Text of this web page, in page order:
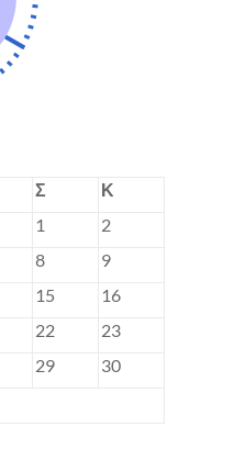
Σ
Κ
1
2
8
9
15
16
22
23
29
30